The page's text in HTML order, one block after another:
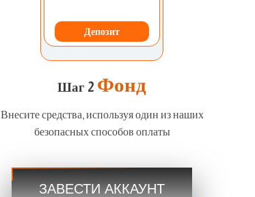
Депозит
Шаг 2 Фонд
Внесите средства, используя один из наших
безопасных способов оплаты
ЗАВЕСТИ АККАУНТ